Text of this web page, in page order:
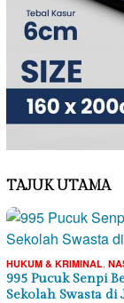
TAJUK UTAMA
HUKUM & KRIMINAL
995 Pucuk Senpi
Sekolah Swasta di